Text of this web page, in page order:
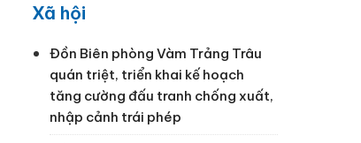
Xã hội
Đồn Biên phòng Vàm Trảng Trâu
quán triệt, triển khai kế hoạch
tăng cường đấu tranh chống xuất,
nhập cảnh trái phép